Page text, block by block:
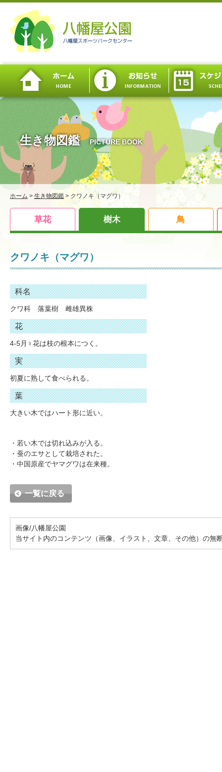
生き物図鑑 PICTURE BOOK
ホーム > 生き物図鑑>クワノキ（マグワ）
草花 樹木 鳥
クワノキ（マグワ）
科名
クワ科 落葉樹 雌雄異株
花
4-5月♀花は枝の根本につく。
実
初夏に熟して食べられる。
葉
大きい木ではハート形に近い。
・若い木では切れ込みが入る。
・蚕のエサとして栽培された。
・中国原産でヤマグワは在来種。
一覧に戻る
画像/八幡屋公園
当サイト内のコンテンツ（画像、イラスト、文章、その他）の無